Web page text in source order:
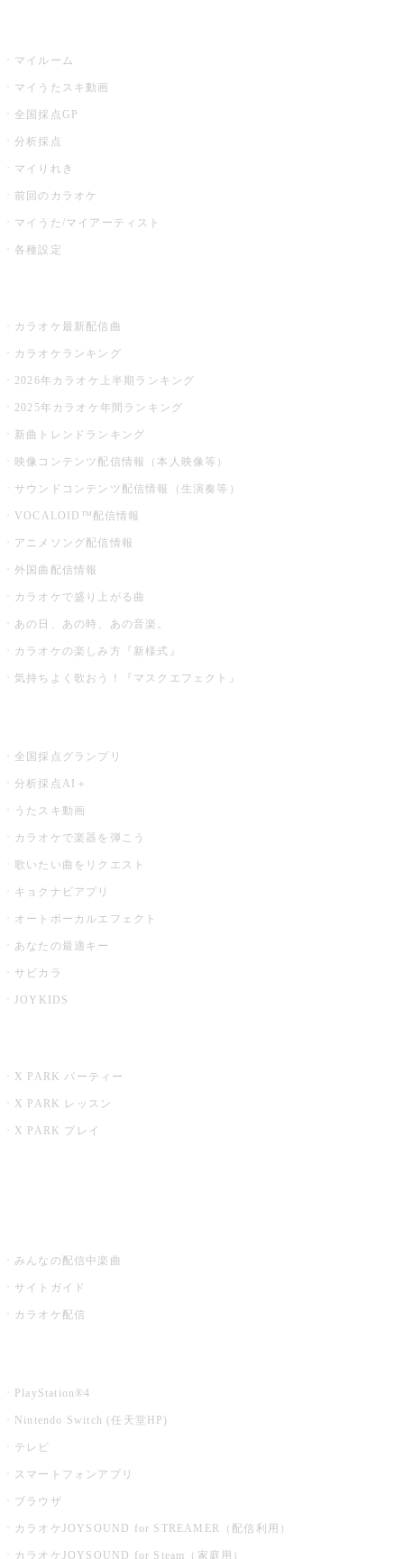
マイルーム
マイうたスキ動画
全国採点GP
分析採点
マイりれき
前回のカラオケ
マイうた/マイアーティスト
各種設定
カラオケ最新配信曲
カラオケランキング
2026年カラオケ上半期ランキング
2025年カラオケ年間ランキング
新曲トレンドランキング
映像コンテンツ配信情報（本人映像等）
サウンドコンテンツ配信情報（生演奏等）
VOCALOID™配信情報
アニメソング配信情報
外国曲配信情報
カラオケで盛り上がる曲
あの日、あの時、あの音楽。
カラオケの楽しみ方『新様式』
気持ちよく歌おう！『マスクエフェクト』
全国採点グランプリ
分析採点AI＋
うたスキ動画
カラオケで楽器を弾こう
歌いたい曲をリクエスト
キョクナビアプリ
オートボーカルエフェクト
あなたの最適キー
サビカラ
JOYKIDS
X PARK パーティー
X PARK レッスン
X PARK プレイ
みんなの配信中楽曲
サイトガイド
カラオケ配信
PlayStation®4
Nintendo Switch (任天堂HP)
テレビ
スマートフォンアプリ
ブラウザ
カラオケJOYSOUND for STREAMER（配信利用）
カラオケJOYSOUND for Steam（家庭用）